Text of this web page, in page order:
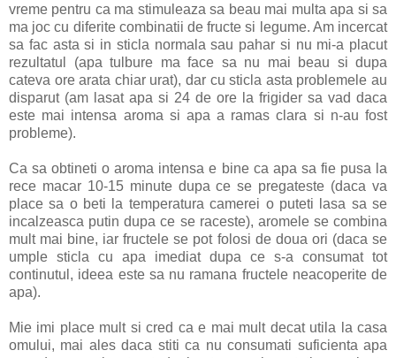
vreme pentru ca ma stimuleaza sa beau mai multa apa si sa
ma joc cu diferite combinatii de fructe si legume. Am incercat
sa fac asta si in sticla normala sau pahar si nu mi-a placut
rezultatul (apa tulbure ma face sa nu mai beau si dupa
cateva ore arata chiar urat), dar cu sticla asta problemele au
disparut (am lasat apa si 24 de ore la frigider sa vad daca
este mai intensa aroma si apa a ramas clara si n-au fost
probleme).
Ca sa obtineti o aroma intensa e bine ca apa sa fie pusa la
rece macar 10-15 minute dupa ce se pregateste (daca va
place sa o beti la temperatura camerei o puteti lasa sa se
incalzeasca putin dupa ce se raceste), aromele se combina
mult mai bine, iar fructele se pot folosi de doua ori (daca se
umple sticla cu apa imediat dupa ce s-a consumat tot
continutul, ideea este sa nu ramana fructele neacoperite de
apa).
Mie imi place mult si cred ca e mai mult decat utila la casa
omului, mai ales daca stiti ca nu consumati suficienta apa